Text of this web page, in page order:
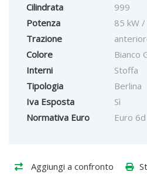
Cilindrata
999
Potenza
85 kW
Trazione
Colore
Bianco
Interni
Stoffa
Tipologia
Berlina
Iva Esposta
Sì
Normativa Euro
Euro 6d
Aggiungi a confronto